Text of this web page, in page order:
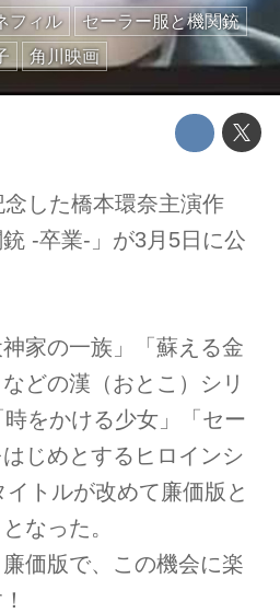
フィル
セーラー服と機関銃
角川映画
した橋本環奈主演作
銃 -卒業-」が3月5日に公
家の一族」「蘇える金
どの漢（おとこ）シリ
をかける少女」「セー
じめとするヒロインシ
トルが改めて廉価版と
なった。
価版で、この機会に楽